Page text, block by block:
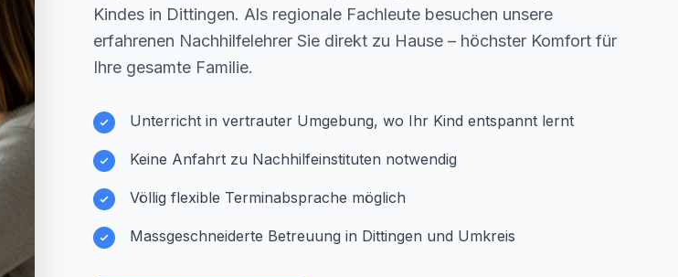
Kindes in Dittingen. Als regionale Fachleute besuchen unsere
erfahrenen Nachhilfelehrer Sie direkt zu Hause – höchster Komfort für
Ihre gesamte Familie.
Unterricht in vertrauter Umgebung, wo Ihr Kind entspannt lernt
Keine Anfahrt zu Nachhilfeinstituten notwendig
Völlig flexible Terminabsprache möglich
Massgeschneiderte Betreuung in Dittingen und Umkreis